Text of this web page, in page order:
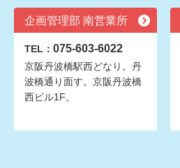
企画管理部 南営業所
TEL： 075-603-6022
京阪丹波橋駅西どなり。丹
波橋通り面す。京阪丹波橋
西ビル1F。